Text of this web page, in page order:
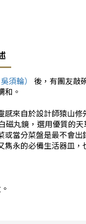
須輪）
後，有團友敲
和。
感來自於設計師猿山
磁丸鏡，選用優質的
或當分菜盤是最不會
永的必備生活器皿，